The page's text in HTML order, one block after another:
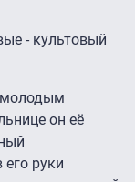
- культовый
молодым
он её
руки